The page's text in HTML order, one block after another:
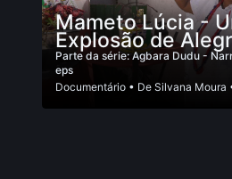
Mameto Lúcia -
Explosão de
Parte da série: Agbara Dudu -
eps
Documentário • De Silvana Moura